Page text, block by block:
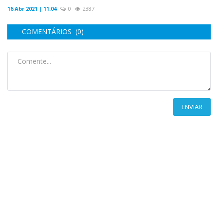
16 Abr 2021 | 11:04 0 2387
COMENTÁRIOS (0)
ENVIAR